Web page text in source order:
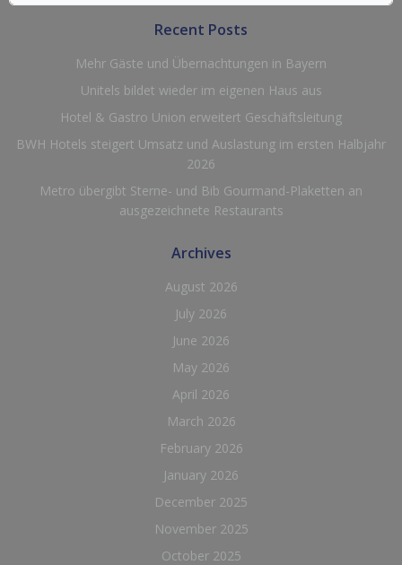
Recent Posts
Mehr Gäste und Übernachtungen in Bayern
Unitels bildet wieder im eigenen Haus aus
Hotel & Gastro Union erweitert Geschäftsleitung
BWH Hotels steigert Umsatz und Auslastung im ersten Halbjahr
2026
Metro übergibt Sterne- und Bib Gourmand-Plaketten an
ausgezeichnete Restaurants
Archives
August 2026
July 2026
June 2026
May 2026
April 2026
March 2026
February 2026
January 2026
December 2025
November 2025
October 2025